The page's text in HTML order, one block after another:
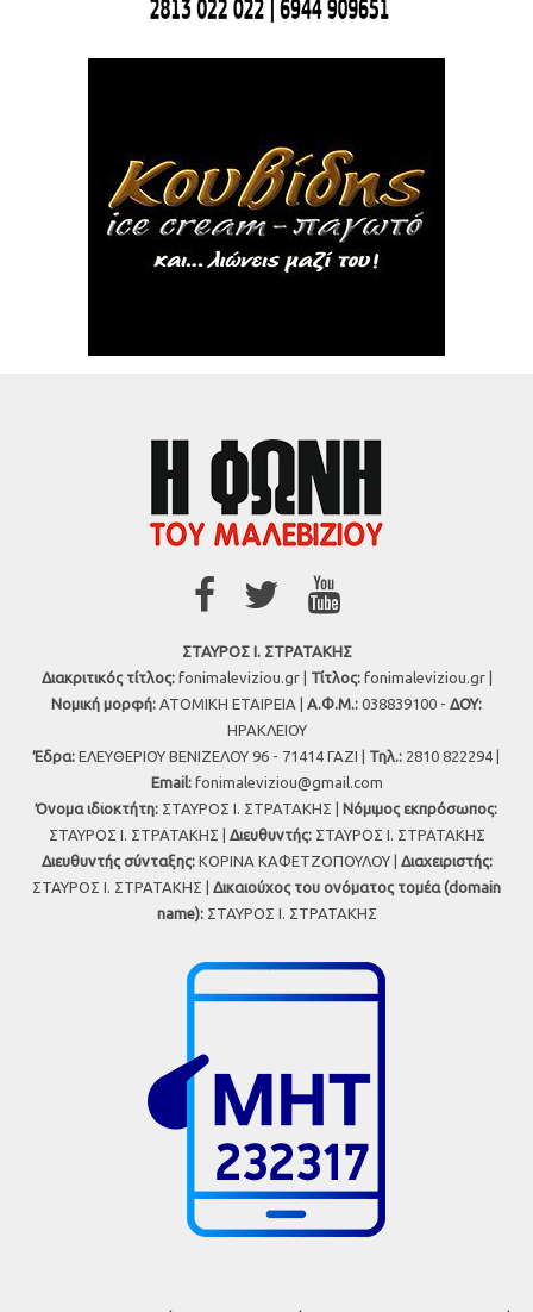
ΣΤΑΥΡΟΣ Ι. ΣΤΡΑΤΑΚΗΣ
Διακριτικός τίτλος:fonimaleviziou.gr | Τίτλος:fonimaleviziou.gr |
Νομική μορφή: ΑΤΟΜΙΚΗ ΕΤΑΙΡΕΙΑ | Α.Φ.Μ.: 038839100 - ΔΟΥ:
ΗΡΑΚΛΕΙΟΥ
Έδρα: ΕΛΕΥΘΕΡΙΟΥ ΒΕΝΙΖΕΛΟΥ 96 - 71414 ΓΑΖΙ | Τηλ.: 2810 822294 |
Εmail: fonimaleviziou@gmail.com
Όνομα ιδιοκτήτη: ΣΤΑΥΡΟΣ Ι. ΣΤΡΑΤΑΚΗΣ | Νόμιμος εκπρόσωπος:
ΣΤΑΥΡΟΣ Ι. ΣΤΡΑΤΑΚΗΣ | Διευθυντής:ΣΤΑΥΡΟΣ Ι. ΣΤΡΑΤΑΚΗΣ
Διευθυντής σύνταξης:ΚΟΡΙΝΑ ΚΑΦΕΤΖΟΠΟΥΛΟΥ | Διαχειριστής:
ΣΤΑΥΡΟΣ Ι. ΣΤΡΑΤΑΚΗΣ | Δικαιούχος του ονόματος τομέα (domain
name):ΣΤΑΥΡΟΣ Ι. ΣΤΡΑΤΑΚΗΣ